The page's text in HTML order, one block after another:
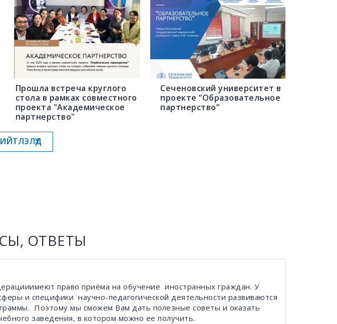
Прошла встреча круглого
стола в рамках совместного
проекта "Академическое
партнерство"
Сеченовский университет в
проекте “Образовательное
партнерство”
ОТВЕТЫ
право приёма на обучение иностранных граждан. У
и специфики научно-педагогической деятельности развиваются
Поэтому мы сможем Вам дать полезные советы и оказать
заведения, в котором можно ее получить.